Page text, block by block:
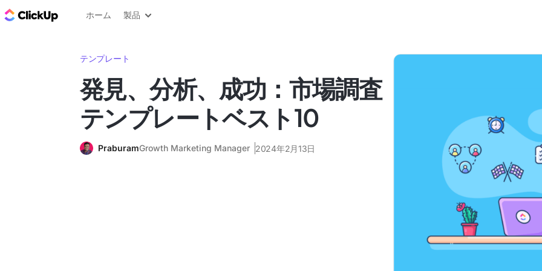
ClickUp ブログ
ホーム 製品
テンプレート
発見、分析、成功：市場調査
テンプレートベスト10
PraburamGrowth Marketing Manager 2024年2月13日